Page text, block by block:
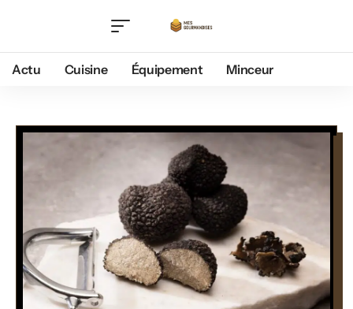
Actu Cuisine Équipement Minceur